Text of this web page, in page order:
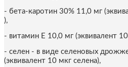
- бета-каротин 30% 11,0 мг
),
- витамин E 10,0 мг (эквивалент
- селен - в виде селеновых
(эквивалент 10 мкг селена),